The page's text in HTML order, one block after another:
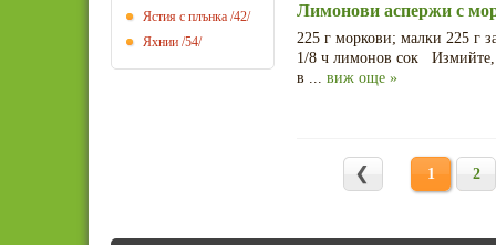
Ястия с плънка /42/
Яхнии /54/
Лимонови аспержи с
225 г моркови; малки 225 г
1/8 ч лимонов сок Измийте,
в ... виж още »
1 2